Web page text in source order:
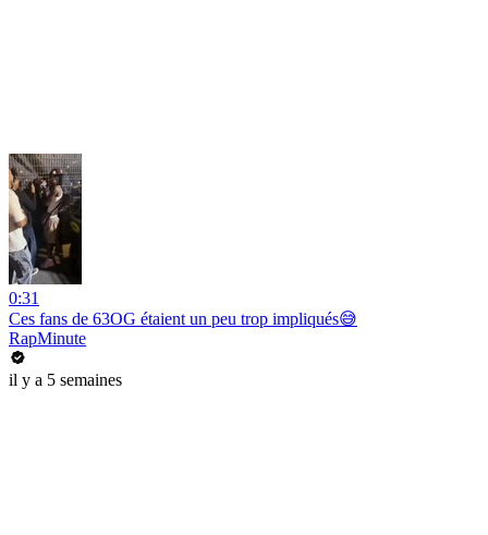
0:31
Ces fans de 63OG étaient un peu trop impliqués😅
RapMinute
il y a 5 semaines